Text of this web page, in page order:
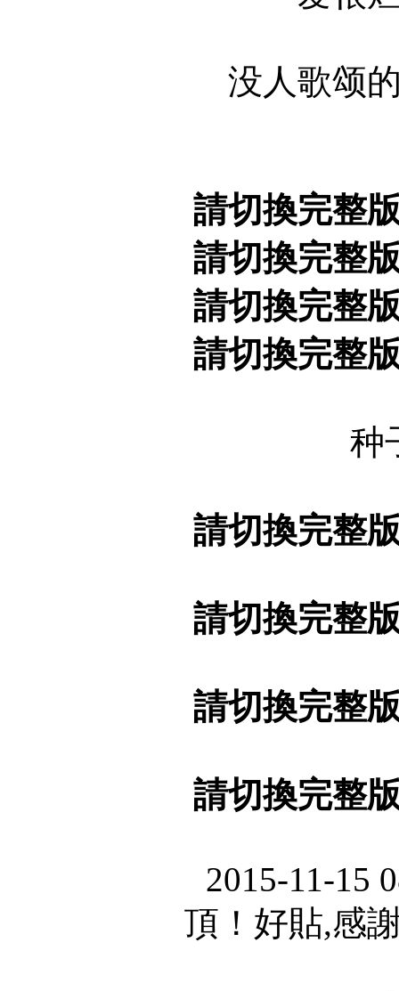
没人歌颂的
請切換完整
請切換完整
請切換完整
請切換完整
种
請切換完整
請切換完整
請切換完整
請切換完整
2015-11-15
頂！好貼,感